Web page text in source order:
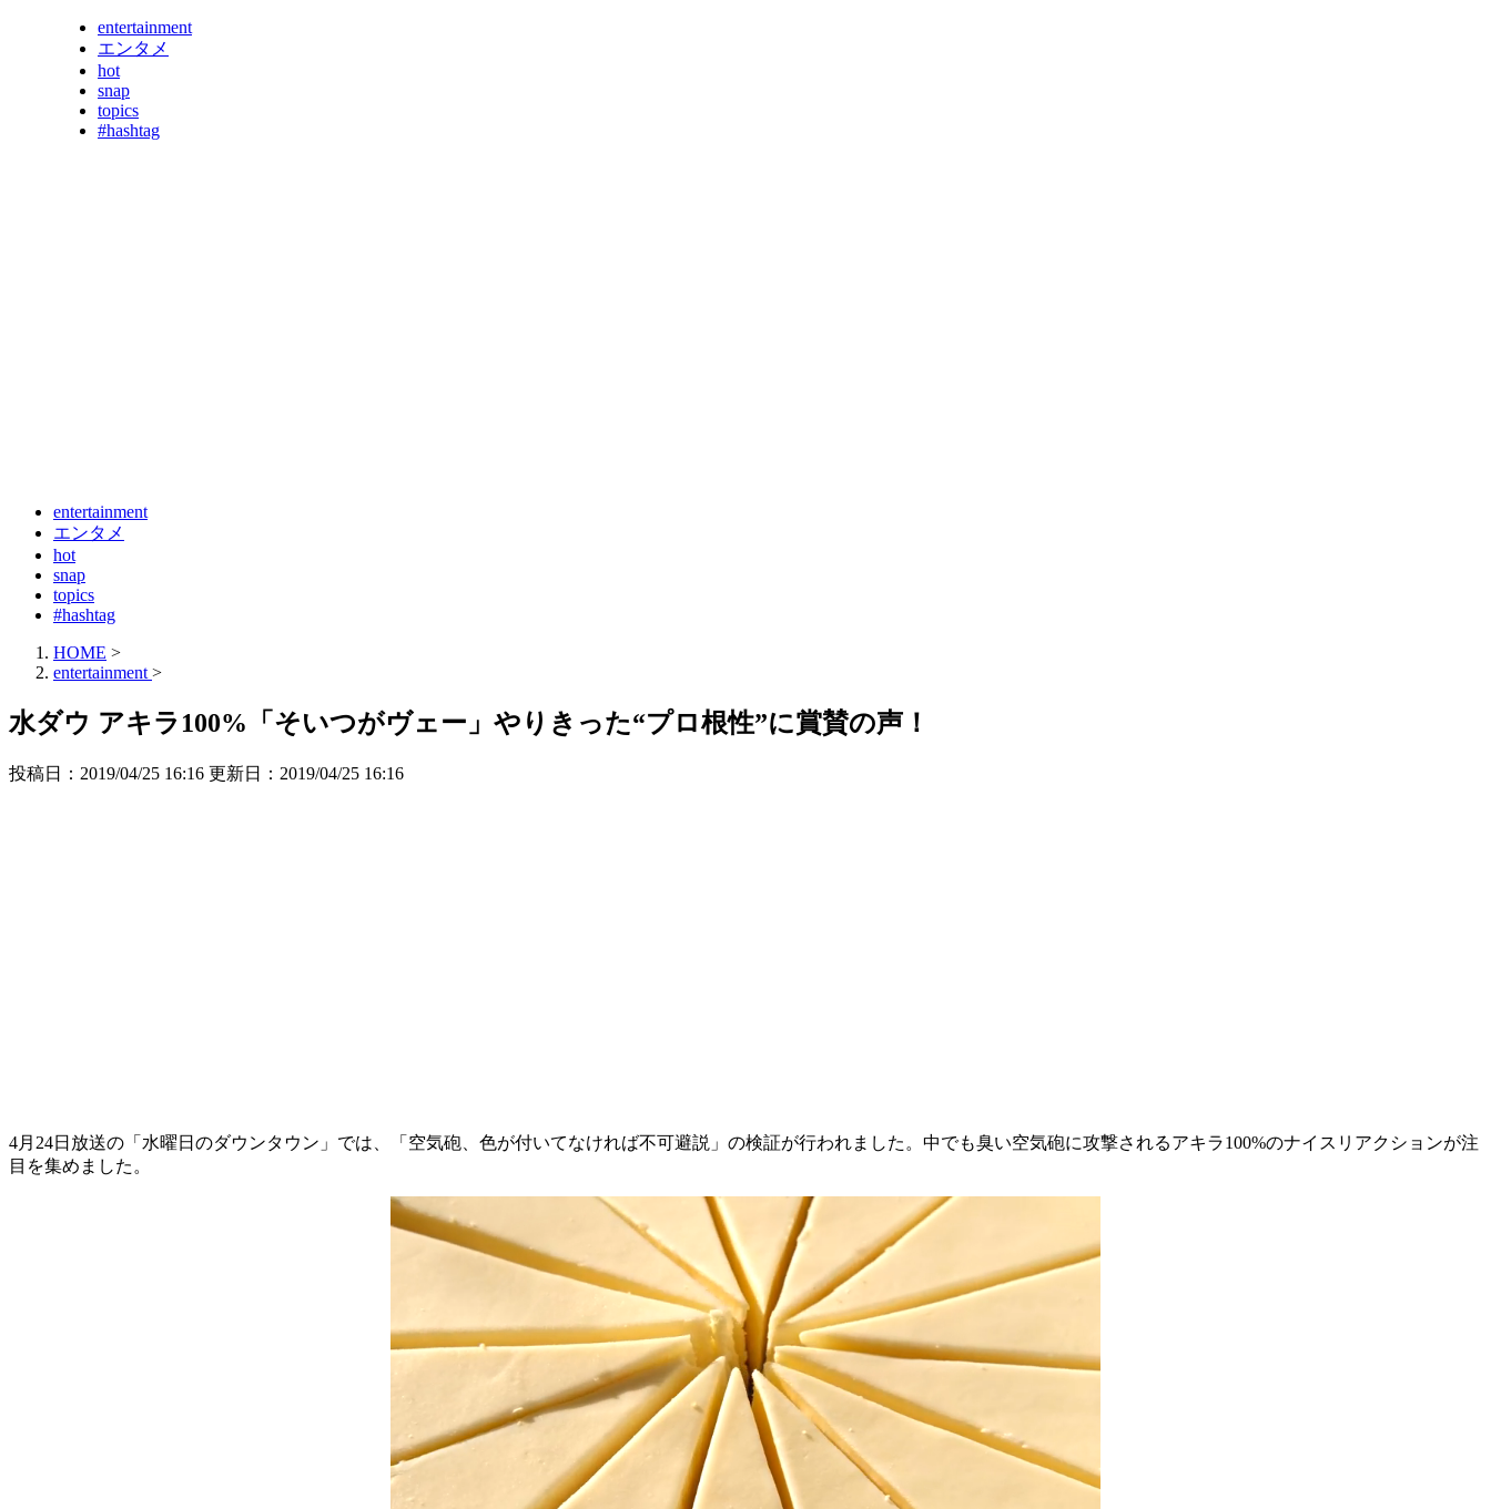
entertainment
エンタメ
hot
snap
topics
#hashtag
entertainment
エンタメ
hot
snap
topics
#hashtag
HOME >
entertainment >
水ダウ アキラ100%「そいつがヴェー」やりきった“プロ根性”に賞賛の声！
投稿日：2019/04/25 16:16 更新日： 2019/04/25 16:16
4月24日放送の「水曜日のダウンタウン」では、「空気砲、色が付いてなければ不可避説」の検証が行われました。中でも臭い空気砲に攻撃されるアキラ100%のナイスリアクションが注
目を集めました。